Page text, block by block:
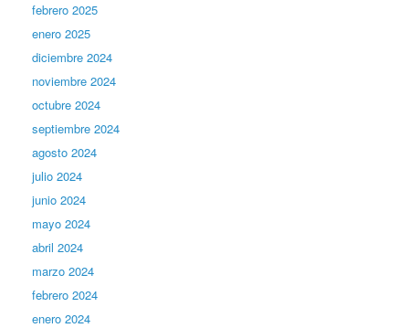
febrero 2025
enero 2025
diciembre 2024
noviembre 2024
octubre 2024
septiembre 2024
agosto 2024
julio 2024
junio 2024
mayo 2024
abril 2024
marzo 2024
febrero 2024
enero 2024